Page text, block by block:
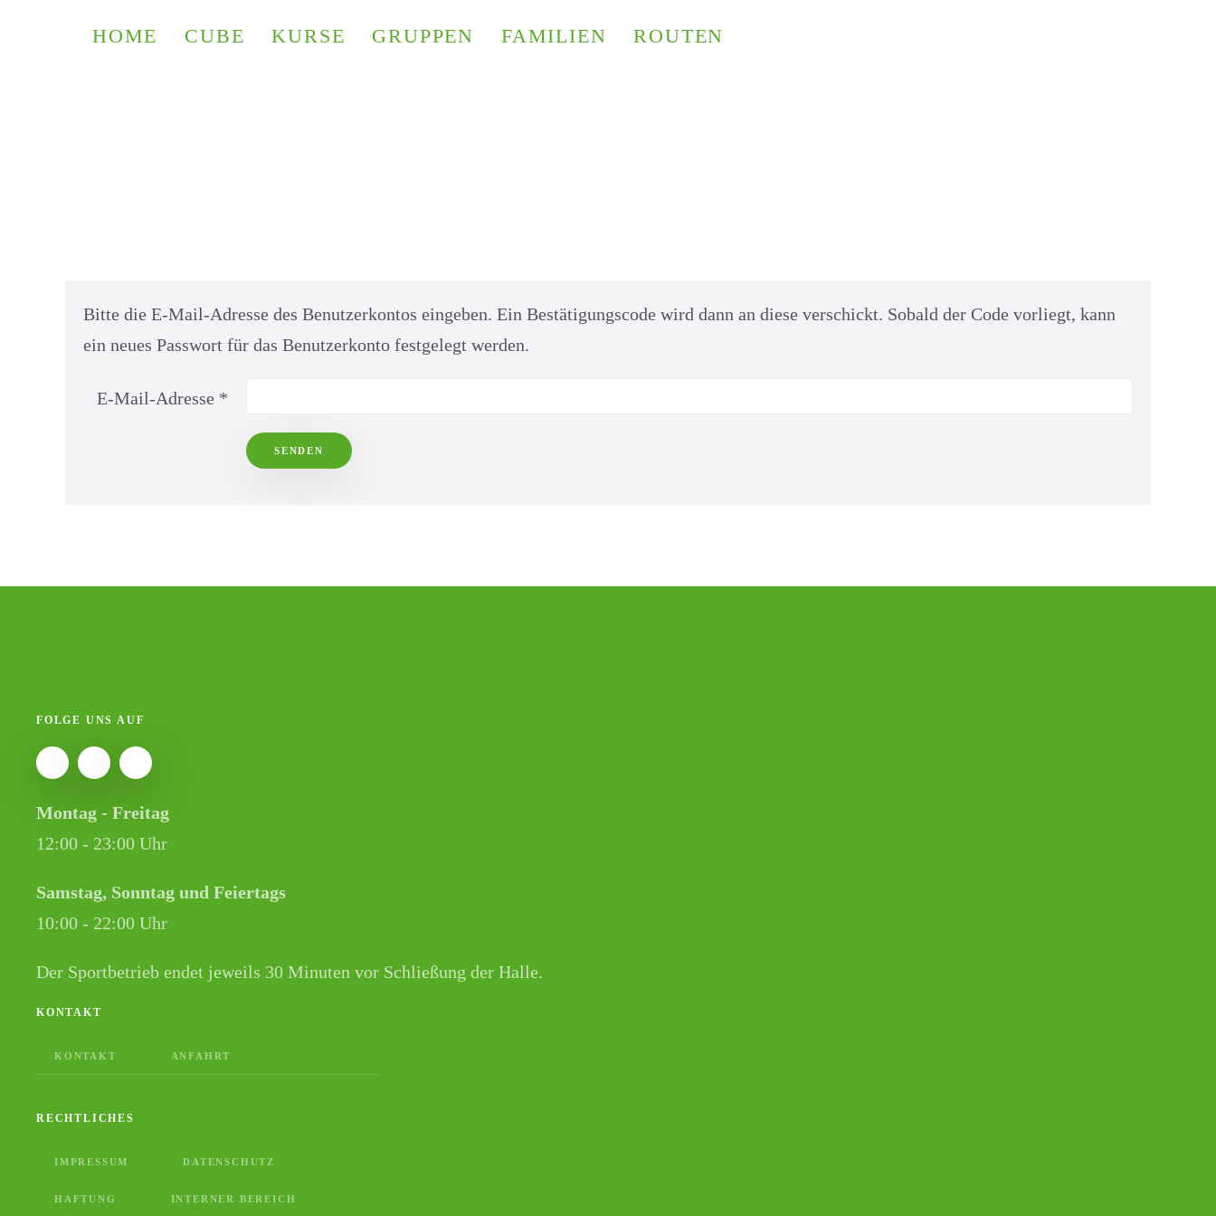
HOME CUBE KURSE GRUPPEN FAMILIEN ROUTEN
Bitte die E-Mail-Adresse des Benutzerkontos eingeben. Ein Bestätigungscode wird dann an diese verschickt. Sobald der Code vorliegt, kann
ein neues Passwort für das Benutzerkonto festgelegt werden.
E-Mail-Adresse *
SENDEN
FOLGE UNS AUF
Montag - Freitag
12:00 - 23:00 Uhr
Samstag, Sonntag und Feiertags
10:00 - 22:00 Uhr
Der Sportbetrieb endet jeweils 30 Minuten vor Schließung der Halle.
KONTAKT
KONTAKT ANFAHRT
RECHTLICHES
IMPRESSUM DATENSCHUTZ
HAFTUNG INTERNER BEREICH